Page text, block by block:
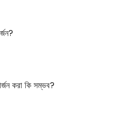
করা কি সম্ভব?